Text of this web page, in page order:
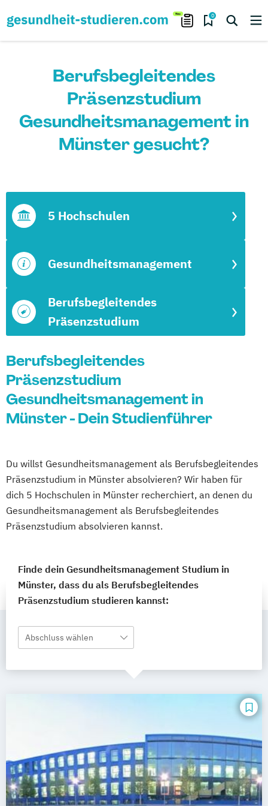
0
Berufsbegleitendes
Präsenzstudium
Gesundheitsmanagement in
Münster gesucht?
Berufsbegleitendes
Präsenzstudium
Gesundheitsmanagement
5 Hochschulen
Berufsbegleitendes
Präsenzstudium
Gesundheitsmanagement in
Münster - Dein Studienführer
Du willst Gesundheitsmanagement als Berufsbegleitendes
Präsenzstudium in Münster absolvieren? Wir haben für
dich 5 Hochschulen in Münster recherchiert, an denen du
Gesundheitsmanagement als Berufsbegleitendes
Präsenzstudium absolvieren kannst.
Finde dein Gesundheitsmanagement Studium in
Münster, dass du als Berufsbegleitendes
Präsenzstudium studieren kannst:
Abschluss wählen